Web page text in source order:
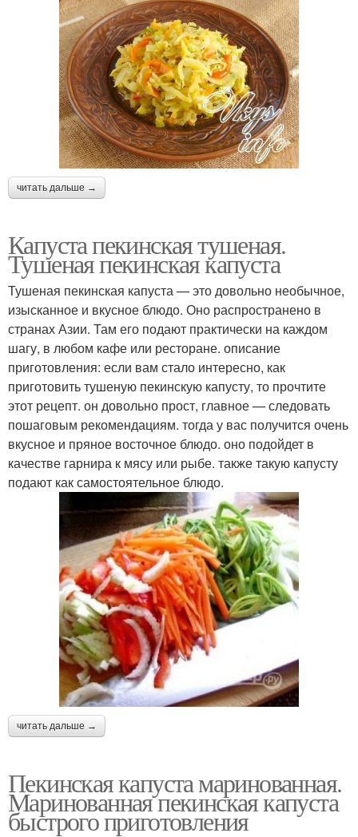
читать дальше →
Капуста пекинская тушеная.
Тушеная пекинская капуста
Тушеная пекинская капуста — это довольно необычное,
изысканное и вкусное блюдо. Оно распространено в
странах Азии. Там его подают практически на каждом
шагу, в любом кафе или ресторане. описание
приготовления: если вам стало интересно, как
приготовить тушеную пекинскую капусту, то прочтите
этот рецепт. он довольно прост, главное — следовать
пошаговым рекомендациям. тогда у вас получится очень
вкусное и пряное восточное блюдо. оно подойдет в
качестве гарнира к мясу или рыбе. также такую капусту
подают как самостоятельное блюдо.
читать дальше →
Пекинская капуста маринованная.
Маринованная пекинская капуста
быстрого приготовления